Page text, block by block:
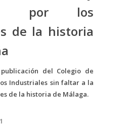
por los
de la historia
del Colegio de
Industriales sin faltar a la
de la historia de Málaga.